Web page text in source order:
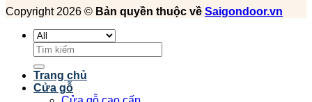
Copyright 2026 © Bản quyền thuộc về Saigondoor.vn
Tìm
kiếm:
Trang chủ
Cửa gỗ